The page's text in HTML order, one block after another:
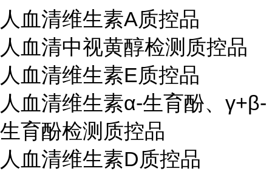
人血清维生素A质控品
人血清中视黄醇检测质控品
人血清维生素E质控品
人血清维生素α-生育酚、γ+β-
生育酚检测质控品
人血清维生素D质控品